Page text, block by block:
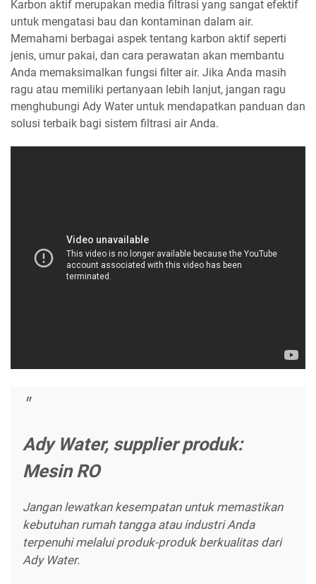
Karbon aktif merupakan media filtrasi yang sangat efektif
untuk mengatasi bau dan kontaminan dalam air.
Memahami berbagai aspek tentang karbon aktif seperti
jenis, umur pakai, dan cara perawatan akan membantu
Anda memaksimalkan fungsi filter air. Jika Anda masih
ragu atau memiliki pertanyaan lebih lanjut, jangan ragu
menghubungi Ady Water untuk mendapatkan panduan dan
solusi terbaik bagi sistem filtrasi air Anda.
Ady Water, supplier produk:
Mesin RO
Jangan lewatkan kesempatan untuk memastikan
kebutuhan rumah tangga atau industri Anda
terpenuhi melalui produk-produk berkualitas dari
Ady Water.